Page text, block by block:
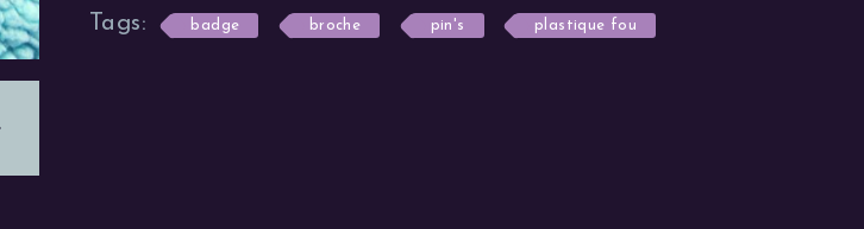
Cristaux
Tags:
badge broche pin's plastique fou